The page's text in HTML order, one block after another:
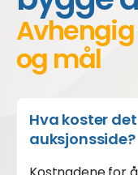
og mål
Hva koster
auksjonsside?